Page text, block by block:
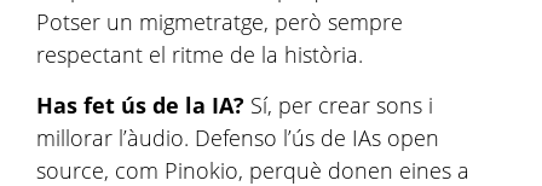
Potser un migmetratge, però sempre
respectant el ritme de la història.
Has fet ús de la IA? Sí, per crear sons i
millorar l’àudio. Defenso l’ús de IAs open
source, com Pinokio, perquè donen eines a